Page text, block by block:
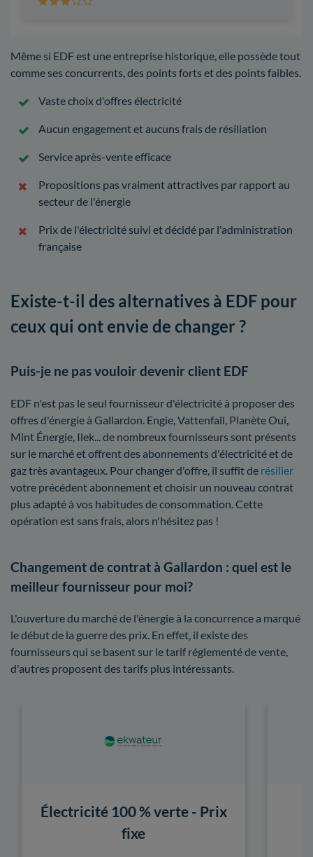
Même si EDF est une entreprise historique, elle possède tout
comme ses concurrents, des points forts et des points faibles.
Vaste choix d'offres électricité
Aucun engagement et aucuns frais de résiliation
Service après-vente efficace
Propositions pas vraiment attractives par rapport au
secteur de l'énergie
Prix de l'électricité suivi et décidé par l'administration
française
Existe-t-il des alternatives à EDF pour
ceux qui ont envie de changer ?
Puis-je ne pas vouloir devenir client EDF
EDF n'est pas le seul fournisseur d'électricité à proposer des
offres d'énergie à Gallardon. Engie, Vattenfall, Planète Oui,
Mint Énergie, Ilek... de nombreux fournisseurs sont présents
sur le marché et offrent des abonnements d'électricité et de
gaz très avantageux. Pour changer d'offre, il suffit de résilier
votre précédent abonnement et choisir un nouveau contrat
plus adapté à vos habitudes de consommation. Cette
opération est sans frais, alors n'hésitez pas !
Changement de contrat à Gallardon : quel est le
meilleur fournisseur pour moi?
L'ouverture du marché de l'énergie à la concurrence a marqué
le début de la guerre des prix. En effet, il existe des
fournisseurs qui se basent sur le tarif réglementé de vente,
d'autres proposent des tarifs plus intéressants.
Électricité 100 % verte - Prix
fixe